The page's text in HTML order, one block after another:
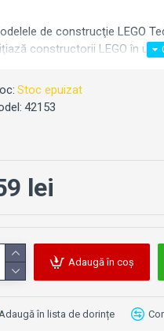
419 lei
de construcţie LEGO
constructorii LEGO în
Stoc epuizat
42153
lei
Adaugă în coș
în lista de dorințe